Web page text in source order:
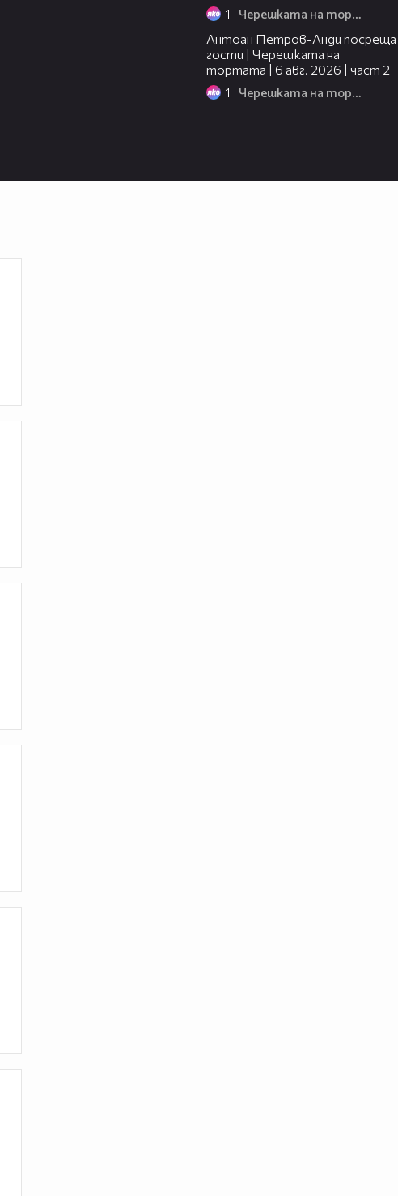
1 Черешката на тортата
Антоан Петров-Анди посреща
гости | Черешката на
тортата | 6 авг. 2026 | част 2
1 Черешката на тортата